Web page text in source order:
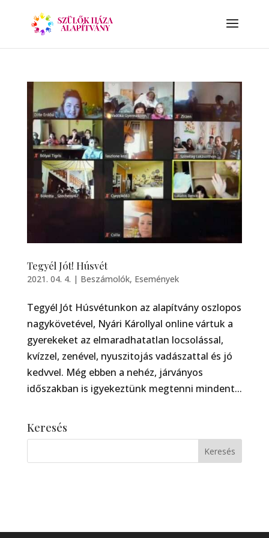
Tegyél Jót! Húsvét
2021. 04. 4. | Beszámolók, Események
Tegyél Jót Húsvétunkon az alapítvány oszlopos
nagykövetével, Nyári Károllyal online vártuk a
gyerekeket az elmaradhatatlan locsolással,
kvízzel, zenével, nyuszitojás vadászattal és jó
kedvvel. Még ebben a nehéz, járványos
időszakban is igyekeztünk megtenni mindent...
Keresés